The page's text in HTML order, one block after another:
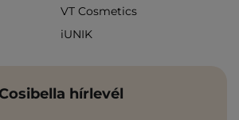
VT Cosmetics
iUNIK
hírlevél